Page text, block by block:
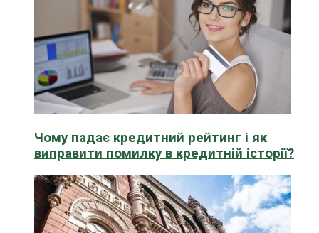
Чому падає кредитний рейтинг і як
виправити помилку в кредитній історії?